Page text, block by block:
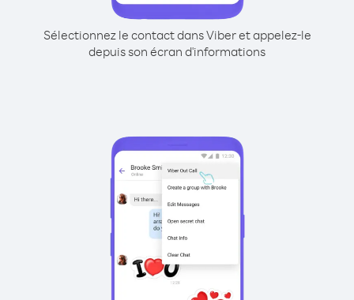
Sélectionnez le contact dans Viber et appelez-le
depuis son écran d'informations